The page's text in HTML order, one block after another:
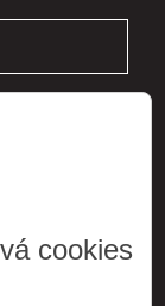
cookies